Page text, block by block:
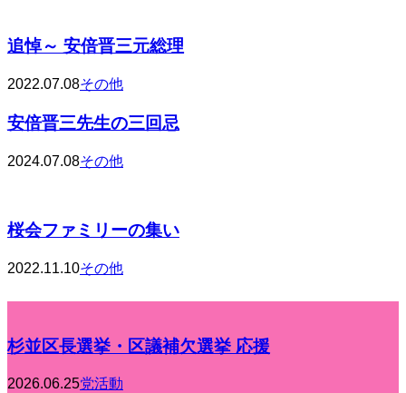
追悼～ 安倍晋三元総理
2022.07.08その他
安倍晋三先生の三回忌
2024.07.08その他
桜会ファミリーの集い
2022.11.10その他
杉並区長選挙・区議補欠選挙 応援
2026.06.25党活動